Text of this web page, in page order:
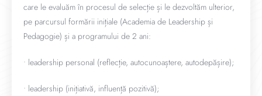
care le evaluăm în procesul de selecție și le dezvoltăm ulterior,
pe parcursul formării inițiale (Academia de Leadership și
Pedagogie) și a programului de 2 ani:
• leadership personal (reflecție, autocunoaștere, autodepășire);
• leadership (inițiativă, influență pozitivă);